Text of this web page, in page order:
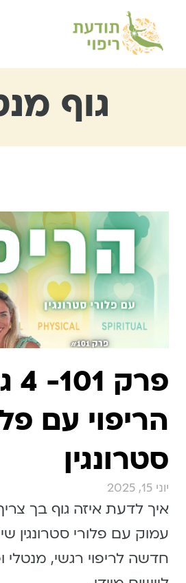
גוף
הריפוי עם
סטרונגין
יוני 15, 2025
איך לדעת איזה גוף בך
עמוק עם פלורי סטרונגין
חדשה לריפוי רגשי, מנטלי